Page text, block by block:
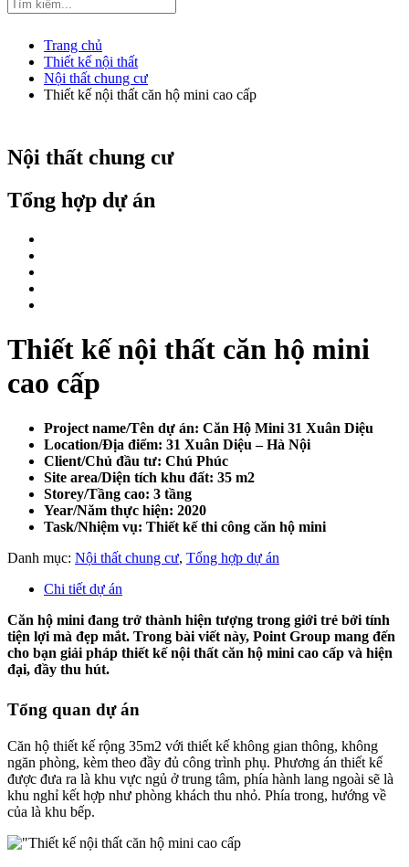
Trang chủ
Thiết kế nội thất
Nội thất chung cư
Thiết kế nội thất căn hộ mini cao cấp
Nội thất chung cư
Tổng hợp dự án
Thiết kế nội thất căn hộ mini
cao cấp
Project name/Tên dự án: Căn Hộ Mini 31 Xuân Diệu
Location/Địa điểm: 31 Xuân Diệu – Hà Nội
Client/Chủ đầu tư: Chú Phúc
Site area/Diện tích khu đất: 35 m2
Storey/Tầng cao: 3 tầng
Year/Năm thực hiện: 2020
Task/Nhiệm vụ: Thiết kế thi công căn hộ mini
Danh mục: Nội thất chung cư, Tổng hợp dự án
Chi tiết dự án
Căn hộ mini đang trở thành hiện tượng trong giới trẻ bởi tính
tiện lợi mà đẹp mắt. Trong bài viết này, Point Group mang đến
cho bạn giải pháp thiết kế nội thất căn hộ mini cao cấp và hiện
đại, đầy thu hút.
Tổng quan dự án
Căn hộ thiết kế rộng 35m2 với thiết kế không gian thông, không
ngăn phòng, kèm theo đầy đủ công trình phụ. Phương án thiết kế
được đưa ra là khu vực ngủ ở trung tâm, phía hành lang ngoài sẽ là
khu nghỉ kết hợp như phòng khách thu nhỏ. Phía trong, hướng về
của là khu bếp.